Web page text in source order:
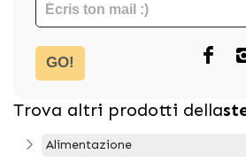
GO!
Trova altri prodotti della
Alimentazione